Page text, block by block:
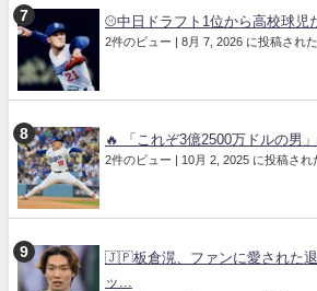
⚾中日ドラフト1位から高校球
2件のビュー 8月 7, 2026 に投稿された
🔥 「これぞ3億2500万ドルの男
2件のビュー 10月 2, 2025 に投稿され
🇯🇵板倉滉、ファンに愛された
ッ...